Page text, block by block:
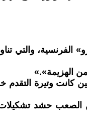
الفرنسية، والتي
الهزيمة».»
مايو من السيطرة على نحو 130 كيلومتراً
من الصعب حشد